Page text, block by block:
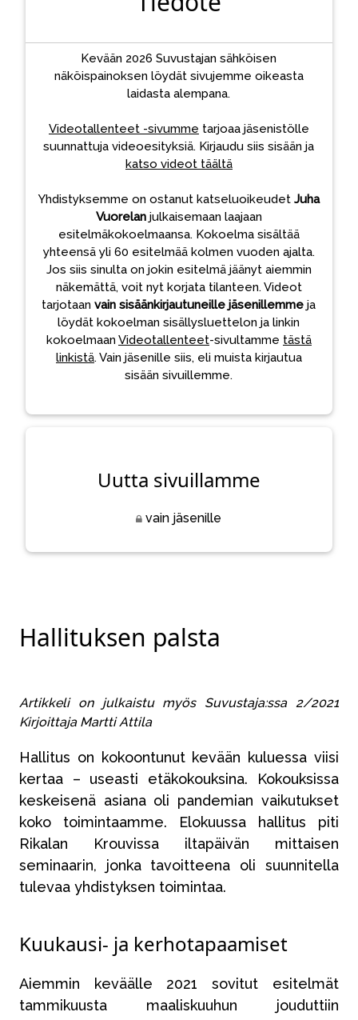
Kevään 2026 Suvustajan sähköisen
näköispainoksen löydät sivujemme oikeasta
laidasta alempana.
Videotallenteet -sivumme tarjoaa jäsenistölle
suunnattuja videoesityksiä. Kirjaudu siis sisään ja
katso videot täältä
Yhdistyksemme on ostanut katseluoikeudet Juha
Vuorelanjulkaisemaan laajaan
esitelmäkokoelmaansa. Kokoelma sisältää
yhteensä yli 60 esitelmää kolmen vuoden ajalta.
Jos siis sinulta on jokin esitelmä jäänyt aiemmin
näkemättä, voit nyt korjata tilanteen. Videot
tarjotaanvain sisäänkirjautuneille jäsenillemme ja
löydät kokoelman sisällysluettelon ja linkin
kokoelmaan Videotallenteet-sivultamme tästä
linkistä. Vain jäsenille siis, eli muista kirjautua
sisään sivuillemme.
Uutta sivuillamme
vain jäsenille
Hallituksen palsta
Artikkeli on julkaistu myös Suvustaja:ssa 2/2021
Kirjoittaja Martti Attila
Hallitus on kokoontunut kevään kuluessa viisi
kertaa – useasti etäkokouksina. Kokouksissa
keskeisenä asiana oli pandemian vaikutukset
koko toimintaamme. Elokuussa hallitus piti
Rikalan Krouvissa iltapäivän mittaisen
seminaarin, jonka tavoitteena oli suunnitella
tulevaa yhdistyksen toimintaa.
Kuukausi- ja kerhotapaamiset
Aiemmin keväälle 2021 sovitut esitelmät
tammikuusta maaliskuuhun jouduttiin